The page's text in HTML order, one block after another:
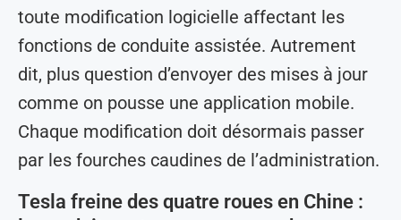
toute modification logicielle affectant les
fonctions de conduite assistée. Autrement
dit, plus question d’envoyer des mises à jour
comme on pousse une application mobile.
Chaque modification doit désormais passer
par les fourches caudines de l’administration.
Tesla freine des quatre roues en Chine :